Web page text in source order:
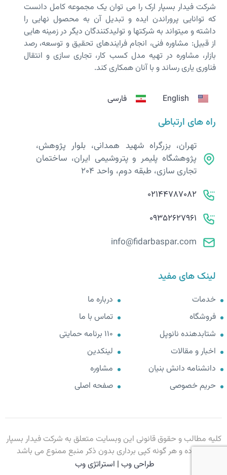
شرکت فیدار بسپار ارک را می توان یک مجموعه کامل دانست
که توانایی پروراندن ایده و تبدیل آن به محصول نهایی را
داشته و می­تواند به شرکت­ها و تولیدکنندگان دیگر در زمینه هایی
از قبیل: مشاوره فنی، انجام فرایندهای تحقیق و توسعه، رصد
بازار، مشاوره در تهیه مدل کسب کار، تجاری سازی و انتقال
فناوری یاری رساند و با آنان همکاری کند.
English فارسی
راه های ارتباطی
تهران، بزرگراه شهید همدانی، بلوار پژوهش،
پژوهشگاه پلیمر و پتروشیمی ایران، ساختمان
تجاری سازی، طبقه دوم، واحد 204
02144787082
09352627961
info@fidarbaspar.com
لینک های مفید
خدمات
فروشگاه
شتابدهنده نانوپل
اخبار و مقالات
دانشنامه دانش بنیان
حریم خصوصی
درباره ما
تماس با ما
110 برنامه حمایتی
لینکدین
مشاوره
صفحه اصلی
کلیه مطالب و حقوق قانونی این وبسایت متعلق به شرکت فیدار بسپار
ارک بوده و هر گونه کپی برداری بدون ذکر منبع ممنوع می باشد
طراحی وب | استراتژی وب